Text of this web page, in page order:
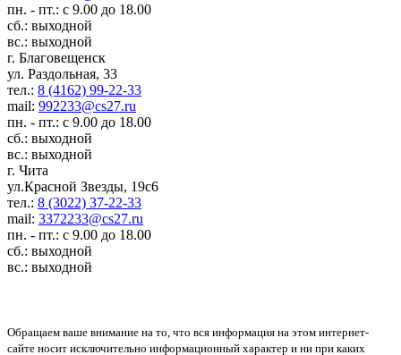
пн. - пт.: с 9.00 до 18.00
сб.: выходной
вс.: выходной
г. Благовещенск
ул. Раздольная, 33
тел.: 8 (4162) 99-22-33
mail: 992233@cs27.ru
пн. - пт.: с 9.00 до 18.00
сб.: выходной
вс.: выходной
г. Чита
ул.Красной Звезды, 19с6
тел.: 8 (3022) 37-22-33
mail: 3372233@cs27.ru
пн. - пт.: с 9.00 до 18.00
сб.: выходной
вс.: выходной
Обращаем ваше внимание на то, что вся информация на этом интернет-
сайте носит исключительно информационный характер и ни при каких